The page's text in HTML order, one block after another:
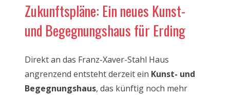
Zukunftspläne: Ein neues Kunst-
und Begegnungshaus für Erding
Direkt an das Franz-Xaver-Stahl Haus
angrenzend entsteht derzeit ein Kunst- und
Begegnungshaus, das künftig noch mehr